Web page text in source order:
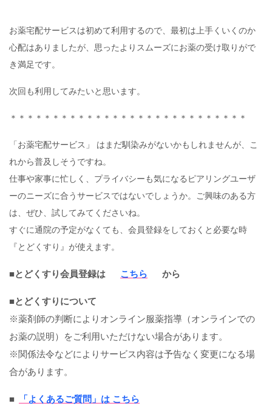
お薬宅配サービスは初めて利用するので、最初は上手くいくのか
心配はありましたが、思ったよりスムーズにお薬の受け取りがで
き満足です。
次回も利用してみたいと思います。
＊＊＊＊＊＊＊＊＊＊＊＊＊＊＊＊＊＊＊＊＊＊＊＊＊＊＊＊
「お薬宅配サービス」 はまだ馴染みがないかもしれませんが、こ
れから普及しそうですね。
仕事や家事に忙しく、プライバシーも気になるピアリングユーザ
ーのニーズに合うサービスではないでしょうか。ご興味のある方
は、ぜひ、試してみてくださいね。
すぐに通院の予定がなくても、会員登録をしておくと必要な時
『とどくすり』が使えます。
■とどくすり会員登録は こちら から
■とどくすりについて
※薬剤師の判断によりオンライン服薬指導（オンラインでの
お薬の説明）をご利用いただけない場合があります。
※関係法令などによりサービス内容は予告なく変更になる場
合があります。
■ 「よくあるご質問」は こちら